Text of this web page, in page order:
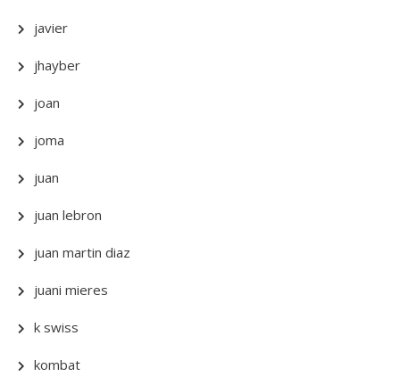
javier
jhayber
joan
joma
juan
juan lebron
juan martin diaz
juani mieres
k swiss
kombat